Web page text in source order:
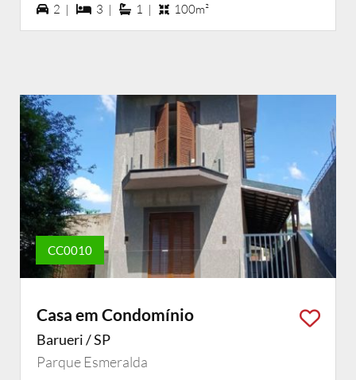
2 vagas na garagem
2 | 3 dormiórios
3 | 1 suítes
1 | 100m²
CC0010
Casa em Condomínio
Barueri / SP
Parque Esmeralda